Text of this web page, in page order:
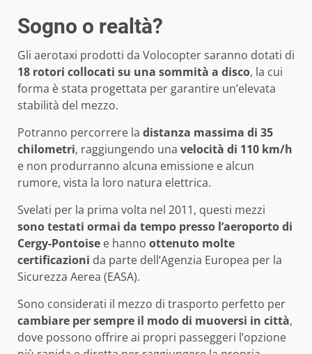
Sogno o realtà?
Gli aerotaxi prodotti da Volocopter saranno dotati di
18 rotori collocati su una sommità a disco, la cui
forma è stata progettata per garantire un’elevata
stabilità del mezzo.
Potranno percorrere la distanza massima di 35
chilometri, raggiungendo una velocità di 110 km/h
e non produrranno alcuna emissione e alcun
rumore, vista la loro natura elettrica.
Svelati per la prima volta nel 2011, questi mezzi
sono testati ormai da tempo presso l’aeroporto di
Cergy-Pontoise e hanno ottenuto molte
certificazioni da parte dell’Agenzia Europea per la
Sicurezza Aerea (EASA).
Sono considerati il mezzo di trasporto perfetto per
cambiare per sempre il modo di muoversi in città,
dove possono offrire ai propri passeggeri l’opzione